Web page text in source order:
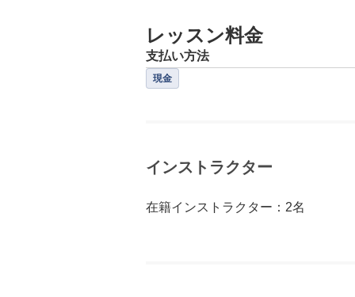
レッスン料金
支払い方法
現金
インストラクター
在籍インストラクター：2名